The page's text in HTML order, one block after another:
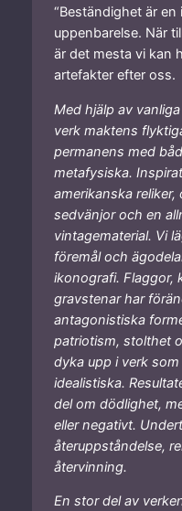
“Beständighet är
uppenbarelse. När
är det mesta vi kan
artefakter efter oss.
Med hjälp av
verk maktens
permanens med
metafysiska.
amerikanska
sedvänjor och en
vintagematerial. Vi
föremål och
ikonografi. Flaggor,
gravstenar har
antagonistiska
patriotism, stolthet
dyka upp i verk
idealistiska.
del om dödlighet,
eller negativt.
återuppståndelse,
återvinning.
En stor del av